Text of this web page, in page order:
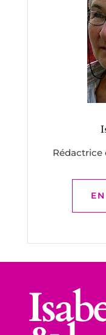
Rédactrice